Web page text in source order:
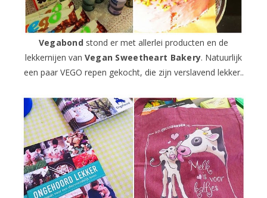
Vegabond stond er met allerlei producten en de
lekkernijen van Vegan Sweetheart Bakery. Natuurlijk
een paar VEGO repen gekocht, die zijn verslavend lekker..